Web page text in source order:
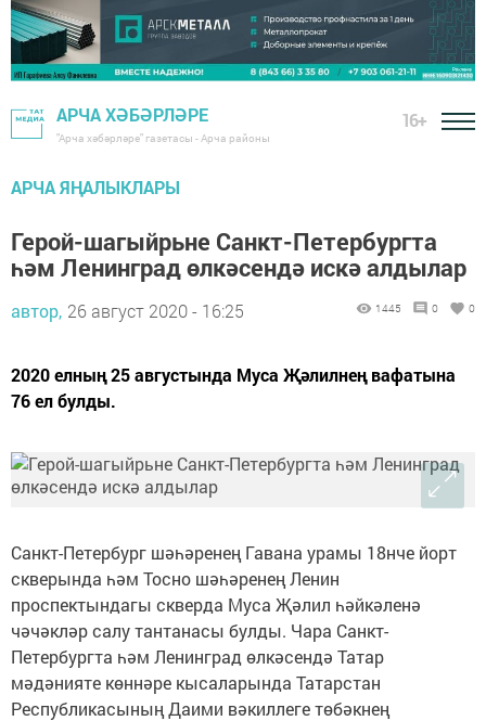
АРЧА ХӘБӘРЛӘРЕ
"Арча хәбәрләре" газетасы - Арча районы
16+
АРЧА ЯҢАЛЫКЛАРЫ
Герой-шагыйрьне Санкт-Петербургта
һәм Ленинград өлкәсендә искә алдылар
автор, 26 август 2020 - 16:25 1445 0 0
2020 елның 25 августында Муса Җәлилнең вафатына
76 ел булды.
Санкт-Петербург шәһәренең Гавана урамы 18нче йорт
скверында һәм Тосно шәһәренең Ленин
проспектындагы скверда Муса Җәлил һәйкәленә
чәчәкләр салу тантанасы булды. Чара Санкт-
Петербургта һәм Ленинград өлкәсендә Татар
мәдәнияте көннәре кысаларында Татарстан
Республикасының Даими вәкиллеге төбәкнең